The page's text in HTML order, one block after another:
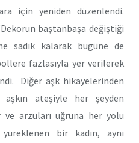
için yeniden düzenlendi.
baştanbaşa değiştiği
sadık kalarak bugüne de
fazlasıyla yer verilerek
Diğer aşk hikayelerinden
ateşiyle her şeyden
ve arzuları uğruna her yolu
bir kadın, aynı